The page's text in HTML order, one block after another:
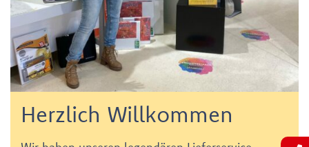
Herzlich Willkommen